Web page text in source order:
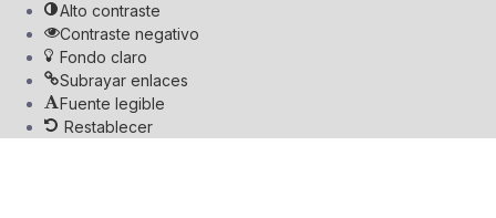
Alto contraste
Contraste negativo
Fondo claro
Subrayar enlaces
Fuente legible
Restablecer